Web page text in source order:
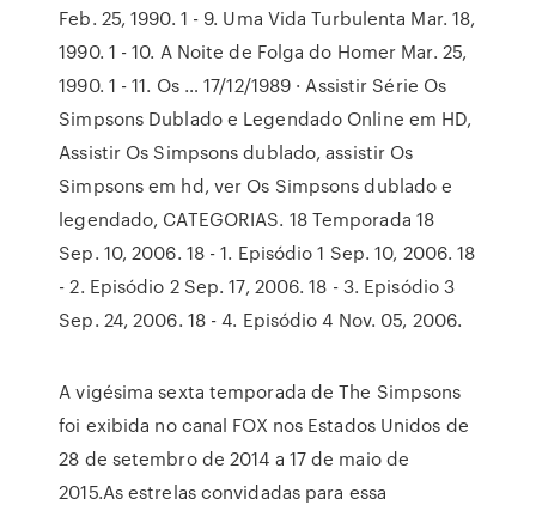
Feb. 25, 1990. 1 - 9. Uma Vida Turbulenta Mar. 18,
1990. 1 - 10. A Noite de Folga do Homer Mar. 25,
1990. 1 - 11. Os … 17/12/1989 · Assistir Série Os
Simpsons Dublado e Legendado Online em HD,
Assistir Os Simpsons dublado, assistir Os
Simpsons em hd, ver Os Simpsons dublado e
legendado, CATEGORIAS. 18 Temporada 18
Sep. 10, 2006. 18 - 1. Episódio 1 Sep. 10, 2006. 18
- 2. Episódio 2 Sep. 17, 2006. 18 - 3. Episódio 3
Sep. 24, 2006. 18 - 4. Episódio 4 Nov. 05, 2006.
A vigésima sexta temporada de The Simpsons
foi exibida no canal FOX nos Estados Unidos de
28 de setembro de 2014 a 17 de maio de
2015.As estrelas convidadas para essa